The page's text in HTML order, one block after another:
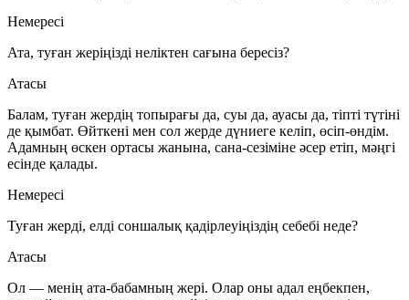
Немересі
Ата, туған жеріңізді неліктен сағына бересіз?
Атасы
Балам, туған жердің топырағы да, суы да, ауасы да, тіпті түтіні
де қымбат. Өйткені мен сол жерде дүниеге келіп, өсіп-өндім.
Адамның өскен ортасы жанына, сана-сезіміне әсер етіп, мәңгі
есінде қалады.
Немересі
Туған жерді, елді соншалық қадірлеуіңіздің себебі неде?
Атасы
Ол — менің ата-бабамның жері. Олар оны адал еңбекпен,